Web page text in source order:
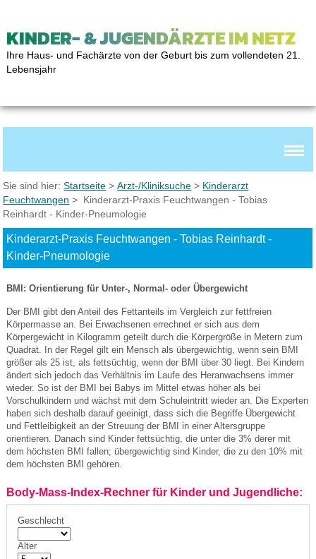
KINDER- & JUGENDÄRZTE IM NETZ
Ihre Haus- und Fachärzte von der Geburt bis zum vollendeten 21.
Lebensjahr
Sie sind hier:Startseite >Arzt-/Kliniksuche > Kinderarzt
Feuchtwangen > Kinderarzt-Praxis Feuchtwangen - Tobias
Reinhardt - Kinder-Pneumologie
Kinderarzt-Praxis Feuchtwangen - Tobias Reinhardt -
Kinder-Pneumologie
BMI: Orientierung für Unter-, Normal- oder Übergewicht
Der BMI gibt den Anteil des Fettanteils im Vergleich zur fettfreien
Körpermasse an. Bei Erwachsenen errechnet er sich aus dem
Körpergewicht in Kilogramm geteilt durch die Körpergröße in Metern zum
Quadrat. In der Regel gilt ein Mensch als übergewichtig, wenn sein BMI
größer als 25 ist, als fettsüchtig, wenn der BMI über 30 liegt. Bei Kindern
ändert sich jedoch das Verhältnis im Laufe des Heranwachsens immer
wieder. So ist der BMI bei Babys im Mittel etwas höher als bei
Vorschulkindern und wächst mit dem Schuleintritt wieder an. Die Experten
haben sich deshalb darauf geeinigt, dass sich die Begriffe Übergewicht
und Fettleibigkeit an der Streuung der BMI in einer Altersgruppe
orientieren. Danach sind Kinder fettsüchtig, die unter die 3% derer mit
dem höchsten BMI fallen; übergewichtig sind Kinder, die zu den 10% mit
dem höchsten BMI gehören.
Body-Mass-Index-Rechner für Kinder und Jugendliche:
Geschlecht
Alter